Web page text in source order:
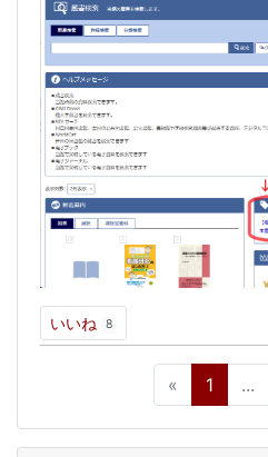
いいね 8
« 1 ...